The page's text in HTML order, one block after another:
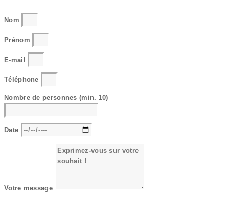
Nom
Prénom
E-mail
Téléphone
Nombre de personnes (min. 10)
Date
Votre message